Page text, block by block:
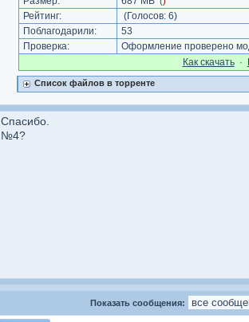
Рейтинг: (Голосов: 6)
Поблагодарили:
53
Проверка:
Оформление проверено
Как cкачать·
Список файлов в торренте
Спасибо.
№4?
Показать сообщения: